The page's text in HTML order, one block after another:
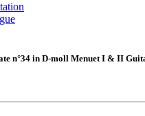
n°34 in D-moll Menuet I & II